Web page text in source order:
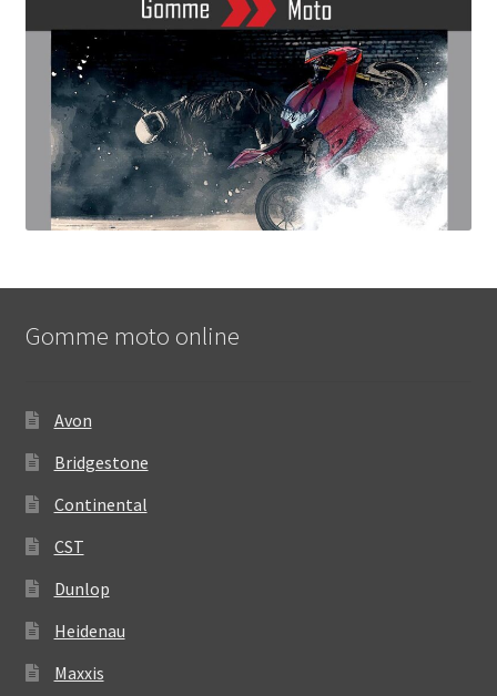
Gomme moto online
Avon
Bridgestone
Continental
CST
Dunlop
Heidenau
Maxxis